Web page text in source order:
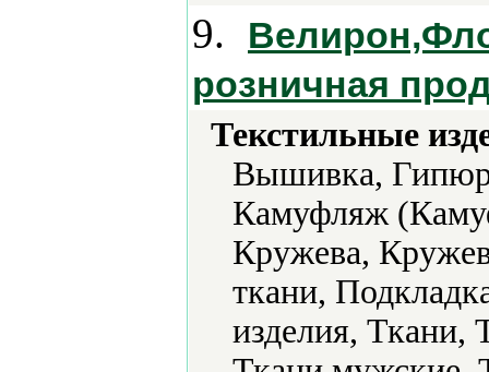
9.
розничная
Текстильные
Вышивка,
Камуфляж
Кружева,
ткани,
изделия, Ткани,